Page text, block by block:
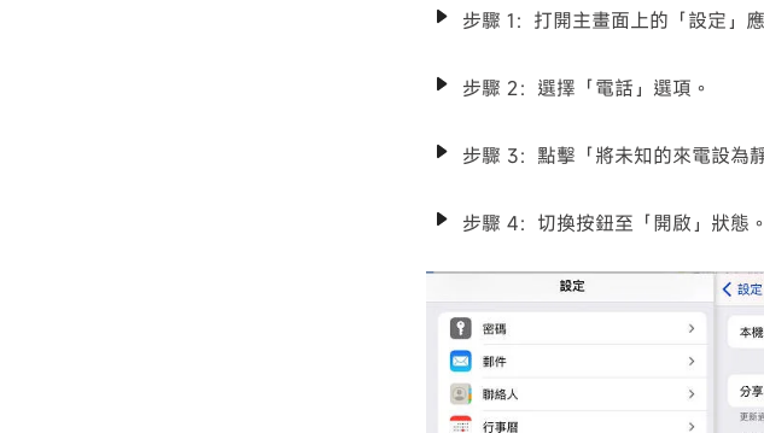
步驟 1： 打開主畫面上的「設定」
步驟 2： 選擇「電話」選項。
步驟 3： 點擊「將未知的來電設為
步驟 4： 切換按鈕至「開啟」狀態。